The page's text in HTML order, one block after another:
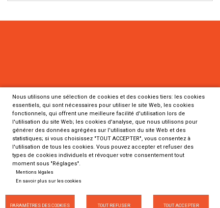
Programme Defidiag
Inserm
Pôle Recherche clinique
8, rue de la Croix-Jarry
Glossaire Plan du site Données personnelles Cookies
Modifier les cookies
Mentions légales Contact
Nous utilisons une sélection de cookies et des cookies tiers: les cookies
essentiels, qui sont nécessaires pour utiliser le site Web, les cookies
fonctionnels, qui offrent une meilleure facilité d'utilisation lors de
l'utilisation du site Web; les cookies d'analyse, que nous utilisons pour
générer des données agrégées sur l'utilisation du site Web et des
statistiques; si vous choisissez "TOUT ACCEPTER", vous consentez à
l'utilisation de tous les cookies. Vous pouvez accepter et refuser des
types de cookies individuels et révoquer votre consentement tout
moment sous "Réglages".
Mentions légales
En savoir plus sur les cookies
PARAMÈTRES DES COOKIES TOUT REFUSER TOUT ACCEPTER